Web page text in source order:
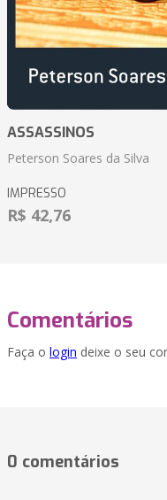
ASSASSINOS
Peterson Soares da Silva
IMPRESSO
R$ 42,76
Comentários
Faça o login deixe o seu
0 comentários